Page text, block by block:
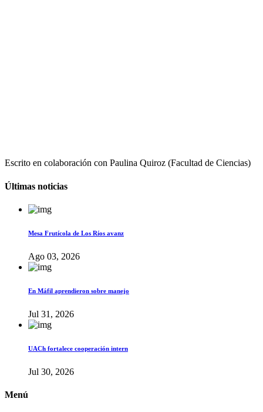
Escrito en colaboración con Paulina Quiroz (Facultad de Ciencias)
Últimas noticias
Mesa Frutícola de Los Ríos avanz
Ago 03, 2026
En Máfil aprendieron sobre manejo
Jul 31, 2026
UACh fortalece cooperación intern
Jul 30, 2026
Menú